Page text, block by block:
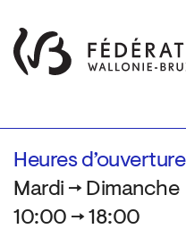
Heures d’ouverture
Mardi → Dimanche
10:00 → 18:00